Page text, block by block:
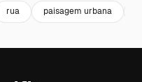
rua paisagem urbana